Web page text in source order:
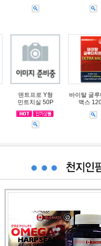
덴트프로 Y형
민트치실 50P
바이탈 글
맥스